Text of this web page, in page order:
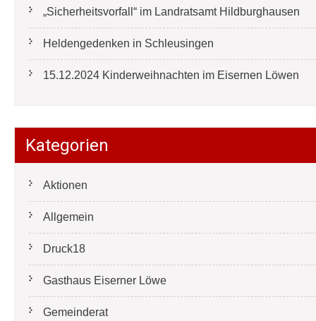
„Sicherheitsvorfall“ im Landratsamt Hildburghausen
Heldengedenken in Schleusingen
15.12.2024 Kinderweihnachten im Eisernen Löwen
Kategorien
Aktionen
Allgemein
Druck18
Gasthaus Eiserner Löwe
Gemeinderat